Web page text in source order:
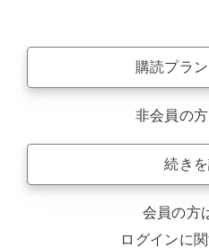
購読プラ
非会員の
続き
会員の方
ログインに